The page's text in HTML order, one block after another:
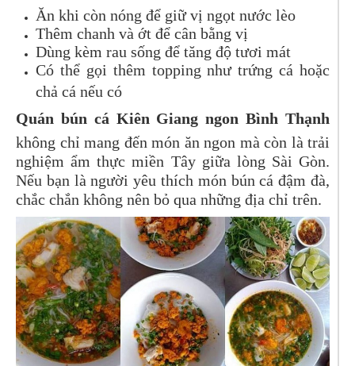
Ăn khi còn nóng để giữ vị ngọt nước lèo
Thêm chanh và ớt để cân bằng vị
Dùng kèm rau sống để tăng độ tươi mát
Có thể gọi thêm topping như trứng cá hoặc
chả cá nếu có
Quán bún cá Kiên Giang ngon Bình Thạnh
không chỉ mang đến món ăn ngon mà còn là trải
nghiệm ẩm thực miền Tây giữa lòng Sài Gòn.
Nếu bạn là người yêu thích món bún cá đậm đà,
chắc chắn không nên bỏ qua những địa chỉ trên.